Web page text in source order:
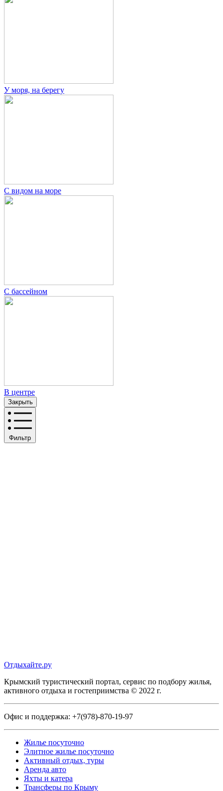
У моря, на берегу
С видом на море
С бассейном
В центре
Закрыть
Фильтр
Отдыхайте.ру
Крымский туристический портал, сервис по подбору жилья,
активного отдыха и гостеприимства © 2022 г.
Офис и поддержка: +7(978)-870-19-97
Жилье посуточно
Элитное жилье посуточно
Активный отдых, туры
Аренда авто
Яхты и катера
Трансферы по Крыму